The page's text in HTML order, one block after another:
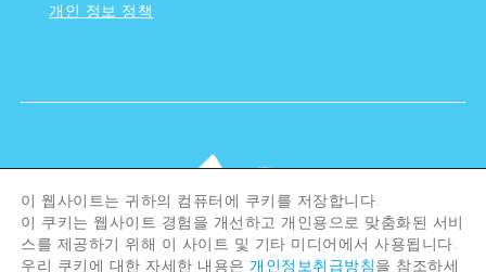
개인 정보 정책
이 웹사이트는 귀하의 컴퓨터에 쿠키를 저장합니다.
이 쿠키는 웹사이트 경험을 개선하고 개인용으로 맞춤화된 서비
스를 제공하기 위해 이 사이트 및 기타 미디어에서 사용됩니다.
우리 쿠키에 대한 자세한 내용은개인정보취급방침을 참조하세